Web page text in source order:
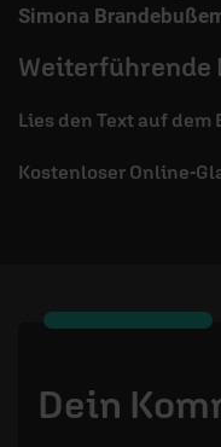
Simona
Weiterführende
Lies den Text auf dem
Kostenloser Online-
Dein